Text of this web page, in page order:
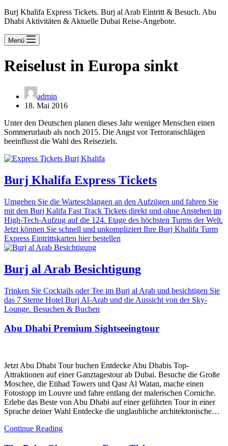
Burj Khalifa Express Tickets. Burj al Arab Eintritt & Besuch. Abu
Dhabi Aktivitäten & Aktuelle Dubai Reise-Angebote.
Menü
Reiselust in Europa sinkt
admin
18. Mai 2016
Unter den Deutschen planen dieses Jahr weniger Menschen einen
Sommerurlaub als noch 2015. Die Angst vor Terroranschlägen
beeinflusst die Wahl des Reiseziels.
Burj Khalifa Express Tickets
Umgehen Sie die Warteschlangen an den Aufzügen und fahren Sie
mit den Burj Kalifa Fast Track Tickets direkt und ohne Anstehen im
High-Tech-Aufzug auf die 124. Etage des höchsten Turms der Welt.
Jetzt können Sie schnell und unkompliziert Ihre Burj Khalifa Turm
Express Eintrittskarten hier bestellen
Burj al Arab Besichtigung
Trinken Sie Cocktails oder Tee im Burj al Arab und besichtigen Sie
das 7 Sterne Hotel Burj Al-Arab und die Aussicht von der Sky-
Lounge. Besuchen & Buchen
Abu Dhabi Premium Sightseeingtour
Jetzt Abu Dhabi Tour buchen Entdecke Abu Dhabis Top-
Attraktionen auf einer Ganztagestour ab Dubai. Besuche die Große
Moschee, die Etihad Towers und Qasr Al Watan, mache einen
Fotostopp im Louvre und fahre entlang der malerischen Corniche.
Erlebe das Beste von Abu Dhabi auf einer geführten Tour in einer
Sprache deiner Wahl Entdecke die unglaubliche architektonische…
Continue Reading